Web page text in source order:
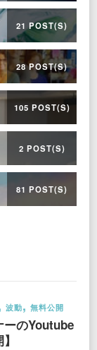
21 POST(S)
28 POST(S)
105 POST(S)
2 POST(S)
81 POST(S)
波動 無料公開
ーのYoutube